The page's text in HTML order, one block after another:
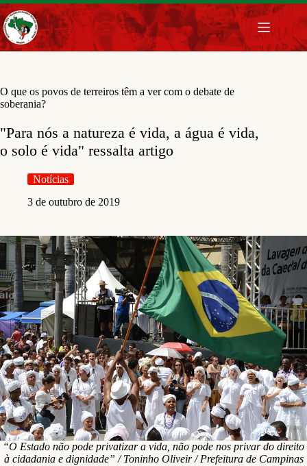
Pular
para
o
conteúdo
O que os povos de terreiros têm a ver com o debate de
soberania?
"Para nós a natureza é vida, a água é vida,
o solo é vida" ressalta artigo
Notícias
3 de outubro de 2019
“O Estado não pode privatizar a vida, não pode nos privar do direito
à cidadania e dignidade” / Toninho Oliveir / Prefeitura de Campinas